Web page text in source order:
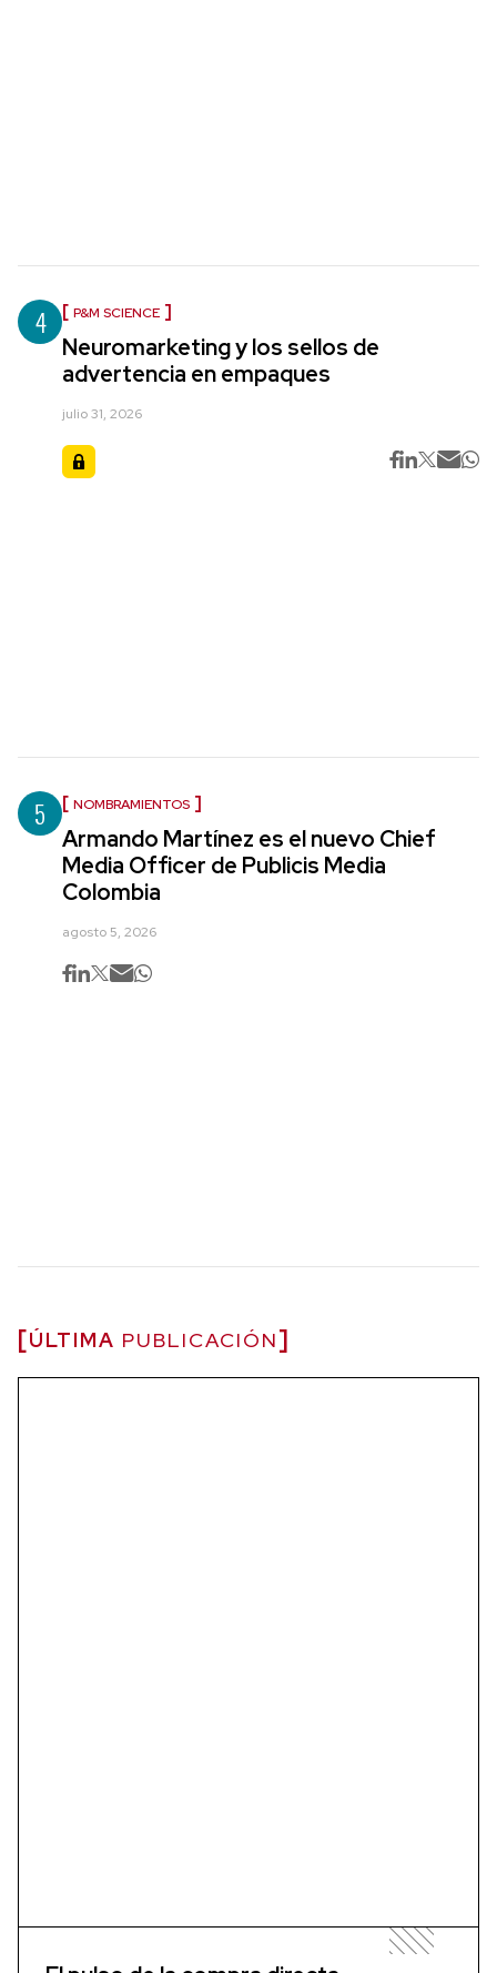
4 P&M SCIENCE
Neuromarketing y los sellos de
advertencia en empaques
julio 31, 2026
5 NOMBRAMIENTOS
Armando Martínez es el nuevo Chief
Media Officer de Publicis Media
Colombia
agosto 5, 2026
ÚLTIMA PUBLICACIÓN